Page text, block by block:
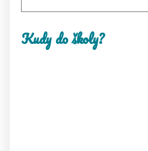
Kudy do školy?